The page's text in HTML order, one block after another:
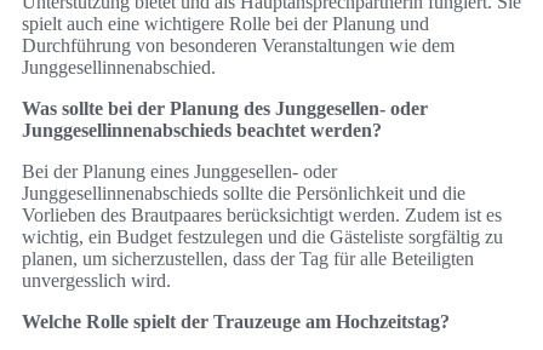
spielt auch eine wichtigere Rolle bei der Planung und
Durchführung von besonderen Veranstaltungen wie dem
Junggesellinnenabschied.
Was sollte bei der Planung des Junggesellen- oder
Junggesellinnenabschieds beachtet werden?
Bei der Planung eines Junggesellen- oder
Junggesellinnenabschieds sollte die Persönlichkeit und die
Vorlieben des Brautpaares berücksichtigt werden. Zudem ist es
wichtig, ein Budget festzulegen und die Gästeliste sorgfältig zu
planen, um sicherzustellen, dass der Tag für alle Beteiligten
unvergesslich wird.
Welche Rolle spielt der Trauzeuge am Hochzeitstag?